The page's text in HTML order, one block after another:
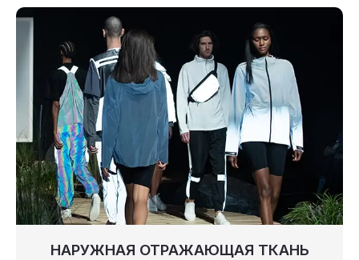
НАРУЖНАЯ ОТРАЖАЮЩАЯ ТКАНЬ